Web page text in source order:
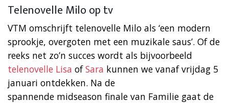
Telenovelle Milo op tv
VTM omschrijft telenovelle Milo als ‘een modern
sprookje, overgoten met een muzikale saus’. Of de
reeks net zo’n succes wordt als bijvoorbeeld
telenovelle Lisa ofSara kunnen we vanaf vrijdag 5
januari ontdekken. Na de
spannende midseason finale van Familie gaat de